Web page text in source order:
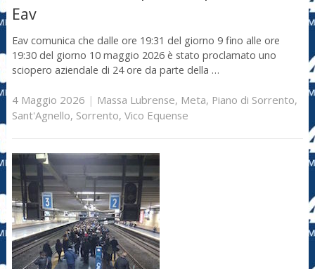
Eav
Eav comunica che dalle ore 19:31 del giorno 9 fino alle ore
19:30 del giorno 10 maggio 2026 è stato proclamato uno
sciopero aziendale di 24 ore da parte della …
4 Maggio 2026 | Massa Lubrense, Meta, Piano di Sorrento,
Sant'Agnello, Sorrento, Vico Equense